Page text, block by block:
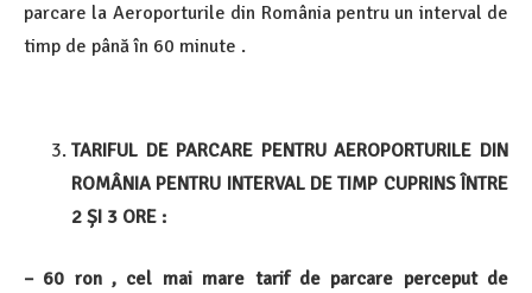
parcare la Aeroporturile din România pentru un interval de
timp de până în 60 minute .
TARIFUL DE PARCARE PENTRU AEROPORTURILE DIN
ROMÂNIA PENTRU INTERVAL DE TIMP CUPRINS ÎNTRE
2 ȘI 3 ORE :
– 60 ron , cel mai mare tarif de parcare perceput de